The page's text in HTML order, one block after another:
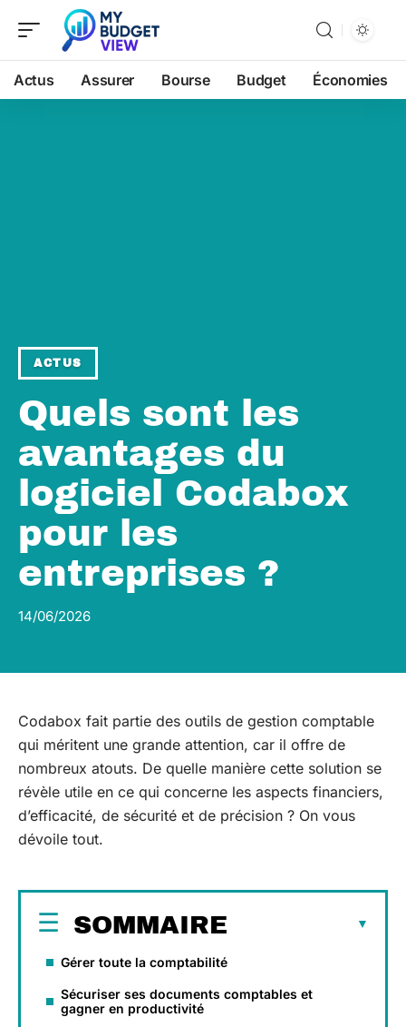
Actus Assurer Bourse Budget Économies
ACTUS
Quels sont les
avantages du
logiciel Codabox
pour les
entreprises ?
14/06/2026
Codabox fait partie des outils de gestion comptable
qui méritent une grande attention, car il offre de
nombreux atouts. De quelle manière cette solution se
révèle utile en ce qui concerne les aspects financiers,
d’efficacité, de sécurité et de précision ? On vous
dévoile tout.
SOMMAIRE
Gérer toute la comptabilité
Sécuriser ses documents comptables et
gagner en productivité